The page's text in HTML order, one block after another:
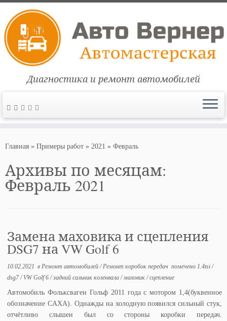
Диагностика и ремонт автомобилей
Главная » Примеры работ » 2021 » Февраль
Архивы по месяцам:
Февраль 2021
Замена маховика и сцепления
DSG7 на VW Golf 6
10.02.2021 в Ремонт автомобилей/ Ремонт коробок передач помечено 1.4tsi/
dsg7/ VW Golf 6/задний сальник коленвала/ маховик/сцепление
Автомобиль Фольксваген Гольф 2011 года с мотором 1,4(буквенное
обозначение CAXA). Однажды на холодную появился сильный стук,
отчётливо слышен был со стороны коробки передач.